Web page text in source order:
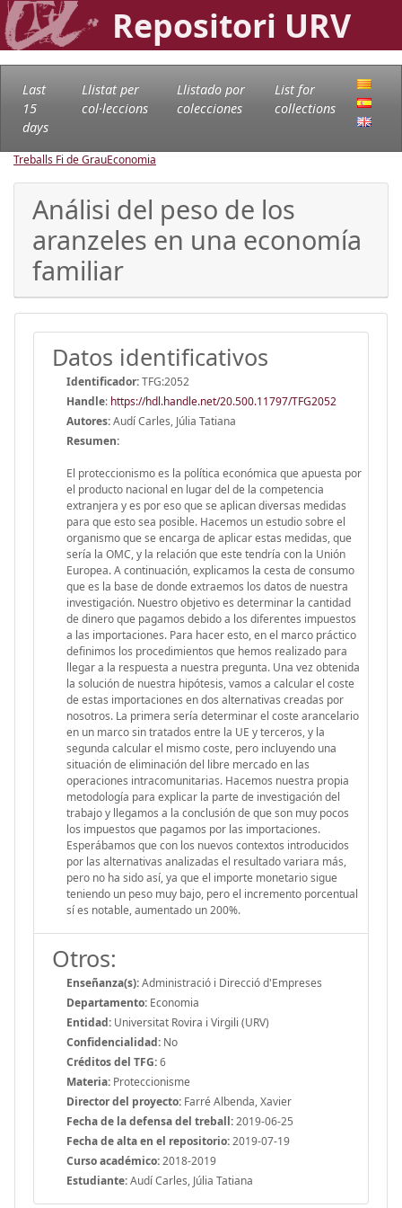
Repositori URV
Last
15
days
Llistat per
col·leccions
Llistado por
colecciones
List for
collections
Treballs Fi de GrauEconomia
Análisi del peso de los
aranzeles en una economía
familiar
Datos identificativos
Identificador:TFG:2052
Handle: https://hdl.handle.net/20.500.11797/TFG2052
Autores:Audí Carles, Júlia Tatiana
Resumen:
El proteccionismo es la política económica que apuesta por
el producto nacional en lugar del de la competencia
extranjera y es por eso que se aplican diversas medidas
para que esto sea posible. Hacemos un estudio sobre el
organismo que se encarga de aplicar estas medidas, que
sería la OMC, y la relación que este tendría con la Unión
Europea. A continuación, explicamos la cesta de consumo
que es la base de donde extraemos los datos de nuestra
investigación. Nuestro objetivo es determinar la cantidad
de dinero que pagamos debido a los diferentes impuestos
a las importaciones. Para hacer esto, en el marco práctico
definimos los procedimientos que hemos realizado para
llegar a la respuesta a nuestra pregunta. Una vez obtenida
la solución de nuestra hipótesis, vamos a calcular el coste
de estas importaciones en dos alternativas creadas por
nosotros. La primera sería determinar el coste arancelario
en un marco sin tratados entre la UE y terceros, y la
segunda calcular el mismo coste, pero incluyendo una
situación de eliminación del libre mercado en las
operaciones intracomunitarias. Hacemos nuestra propia
metodología para explicar la parte de investigación del
trabajo y llegamos a la conclusión de que son muy pocos
los impuestos que pagamos por las importaciones.
Esperábamos que con los nuevos contextos introducidos
por las alternativas analizadas el resultado variara más,
pero no ha sido así, ya que el importe monetario sigue
teniendo un peso muy bajo, pero el incremento porcentual
sí es notable, aumentado un 200%.
Otros:
Enseñanza(s):Administració i Direcció d'Empreses
Departamento: Economia
Entidad: Universitat Rovira i Virgili (URV)
Confidencialidad: No
Créditos del TFG:6
Materia: Proteccionisme
Director del proyecto: Farré Albenda, Xavier
Fecha de la defensa del treball:2019-06-25
Fecha de alta en el repositorio:2019-07-19
Curso académico:2018-2019
Estudiante:Audí Carles, Júlia Tatiana